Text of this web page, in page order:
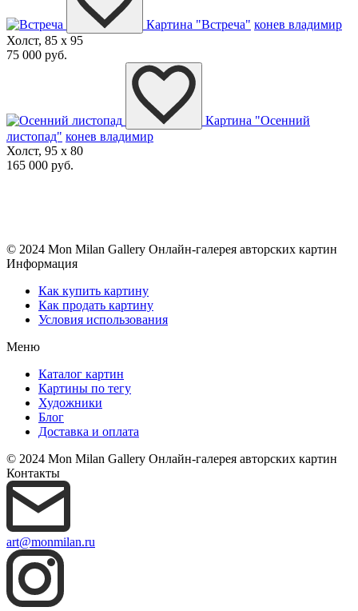
Картина "Встреча" конев владимир
Холст, 85 x 95
75 000 руб.
Картина "Осенний
листопад" конев владимир
Холст, 95 x 80
165 000 руб.
© 2024 Mon Milan Gallery Онлайн-галерея авторских картин
Информация
Как купить картину
Как продать картину
Условия использования
Меню
Каталог картин
Картины по тегу
Художники
Блог
Доставка и оплата
© 2024 Mon Milan Gallery Онлайн-галерея авторских картин
Контакты
art@monmilan.ru